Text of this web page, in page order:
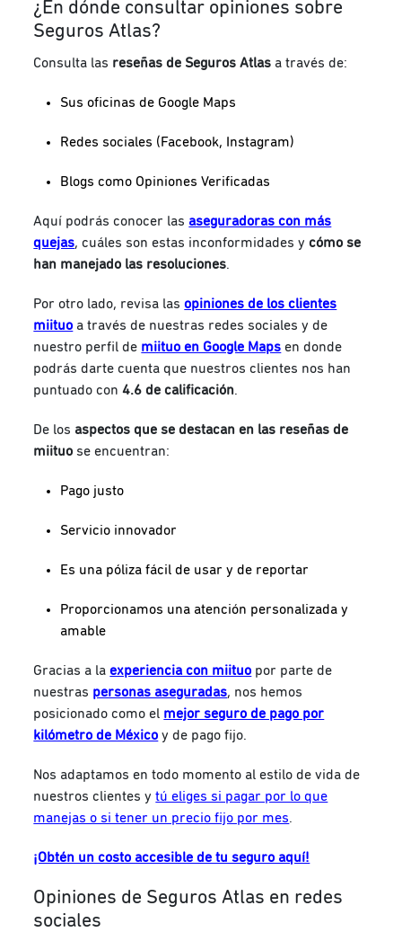
¿En dónde consultar opiniones sobre
Seguros Atlas?
Consulta las reseñas de Seguros Atlas a través de:
Sus oficinas de Google Maps
Redes sociales (Facebook, Instagram)
Blogs como Opiniones Verificadas
Aquí podrás conocer las aseguradoras con más
quejas, cuáles son estas inconformidades ycómo se
han manejado las resoluciones.
Por otro lado, revisa las opiniones de los clientes
miituo a través de nuestras redes sociales y de
nuestro perfil de miituo en Google Maps en donde
podrás darte cuenta que nuestros clientes nos han
puntuado con 4.6 de calificación.
De los aspectos que se destacan en las reseñas de
miituo se encuentran:
Pago justo
Servicio innovador
Es una póliza fácil de usar y de reportar
Proporcionamos una atención personalizada y
amable
Gracias a laexperiencia con miituo por parte de
nuestras personas aseguradas, nos hemos
posicionado como el mejor seguro de pago por
kilómetro de México y de pago fijo.
Nos adaptamos en todo momento al estilo de vida de
nuestros clientes ytú eliges si pagar por lo que
manejas o si tener un precio fijo por mes.
¡Obtén un costo accesible de tu seguro aquí!
Opiniones de Seguros Atlas en redes
sociales